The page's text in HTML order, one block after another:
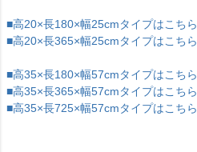
■高20×長180×幅25cmタイプはこちら
■高20×長365×幅25cmタイプはこちら
■高35×長180×幅57cmタイプはこちら
■高35×長365×幅57cmタイプはこちら
■高35×長725×幅57cmタイプはこちら